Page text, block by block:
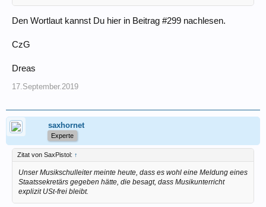
Den Wortlaut kannst Du hier in Beitrag #299 nachlesen.
CzG
Dreas
17.September.2019
saxhornet
Experte
Zitat von SaxPistol: ↑
Unser Musikschulleiter meinte heute, dass es wohl eine Meldung eines
Staatssekretärs gegeben hätte, die besagt, dass Musikunterricht
explizit USt-frei bleibt.